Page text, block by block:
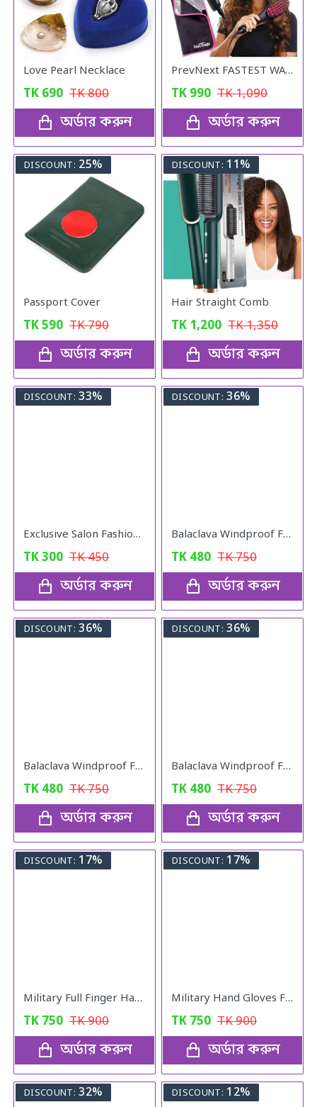
Love Pearl Necklace
TK 690 TK800
অর্ডার করুন
PrevNext FASTEST WAY TO STRAIGHTEN YOUR HAIR
TK 990 TK1,090
অর্ডার করুন
DISCOUNT: 25%
Passport Cover
TK590 TK790
অর্ডার করুন
DISCOUNT: 11%
Hair Straight Comb
TK 1,200 TK1,350
অর্ডার করুন
DISCOUNT: 33%
Exclusive Salon Fashion Professional Round Hair Brush
TK300 TK450
অর্ডার করুন
DISCOUNT: 36%
Balaclava Windproof Full Face Mask (Gray)
TK 480 TK750
অর্ডার করুন
DISCOUNT: 36%
Balaclava Windproof Full Face Mask (Black)
TK 480 TK750
অর্ডার করুন
DISCOUNT: 36%
Balaclava Windproof Full Face Mask (Khaki)
TK 480 TK750
অর্ডার করুন
DISCOUNT: 17%
Military Full Finger Hand Gloves Olive
TK 750 TK900
অর্ডার করুন
DISCOUNT: 17%
Military Hand Gloves Full Black
TK 750 TK900
অর্ডার করুন
DISCOUNT: 32% DISCOUNT: 12%